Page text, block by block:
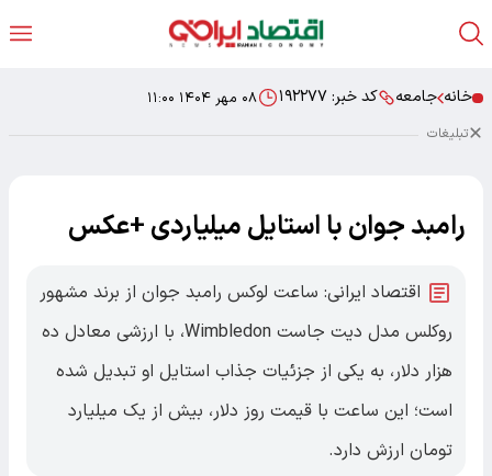
خانه جامعه کد خبر: ۱۹۲۲۷۷ ۰۸ مهر ۱۴۰۴ ۱۱:۰۰
تبلیغات
رامبد جوان با استایل میلیاردی +عکس
اقتصاد ایرانی: ساعت لوکس رامبد جوان از برند مشهور
روکلس مدل دیت جاست Wimbledon، با ارزشی معادل ده
هزار دلار، به یکی از جزئیات جذاب استایل او تبدیل شده
است؛ این ساعت با قیمت روز دلار، بیش از یک میلیارد
تومان ارزش دارد.